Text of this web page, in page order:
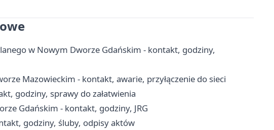
w Nowym Dworze Gdańskim - kontakt, godziny,
Mazowieckim - kontakt, awarie, przyłączenie do sieci
godziny, sprawy do załatwienia
Gdańskim - kontakt, godziny, JRG
godziny, śluby, odpisy aktów